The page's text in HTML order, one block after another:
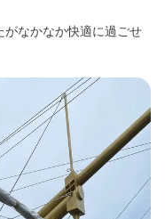
がなかなか快適に過ごせ